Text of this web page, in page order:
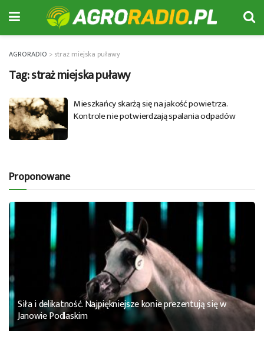
AGRORADIO > straż miejska puławy
Tag:straż miejska puławy
Mieszkańcy skarżą się na jakość powietrza.
Kontrole nie potwierdzają spalania odpadów
Proponowane
Siła i delikatność. Najpiękniejsze konie prezentują się w
Janowie Podlaskim